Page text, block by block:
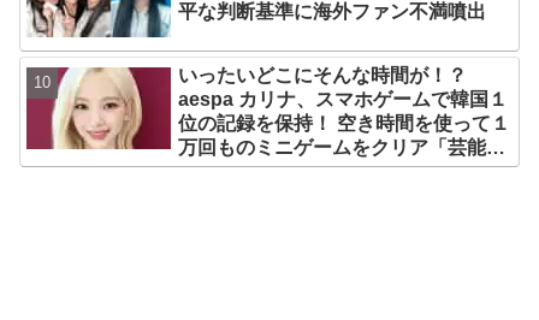
平な判断基準に海外ファン不満噴出
いったいどこにそんな時間が！？
aespa カリナ、スマホゲームで韓国１
位の記録を保持！ 空き時間を使って１
万回ものミニゲームをクリア「芸能人
たちが時間がないと言っているのは全